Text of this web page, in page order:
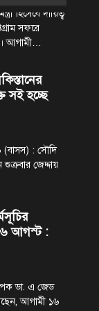
হিসেবে দায়িত্ব
সফরে
আগামী…
সই হচ্ছে
: সৌদি
জেদ্দায়
আগস্ট :
ডা. এ জেড
আগামী ১৬